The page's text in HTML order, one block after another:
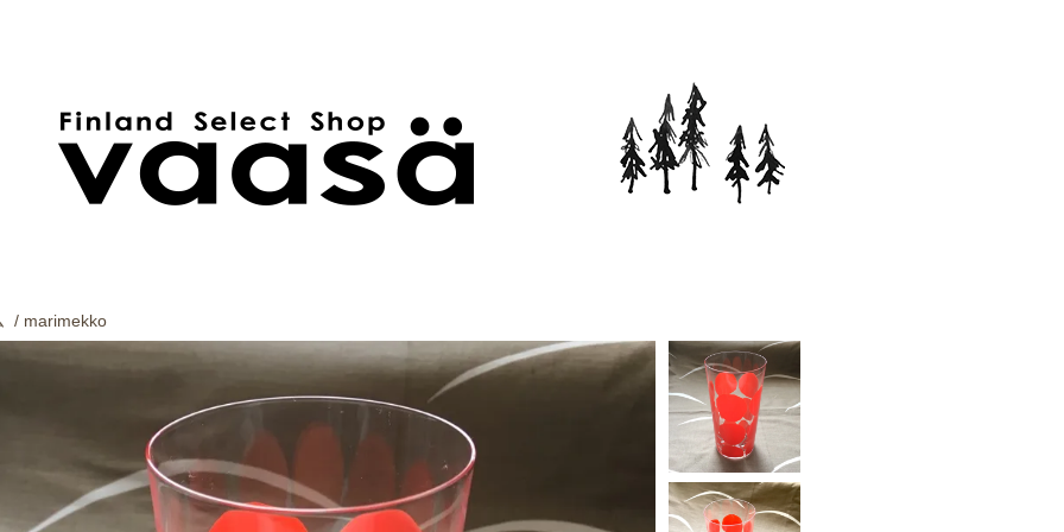
/ marimekko